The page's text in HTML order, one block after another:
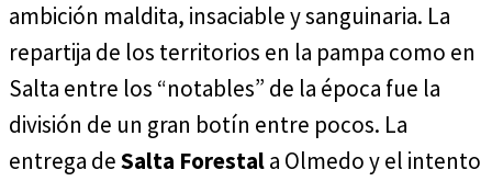
ambición maldita, insaciable y sanguinaria. La
repartija de los territorios en la pampa como en
Salta entre los “notables” de la época fue la
división de un gran botín entre pocos. La
entrega deSalta Forestala Olmedo y el intento